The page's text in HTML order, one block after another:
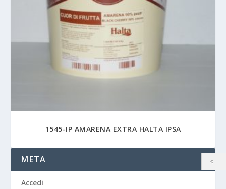
1545-IP AMARENA EXTRA HALTA IPSA
META
Accedi